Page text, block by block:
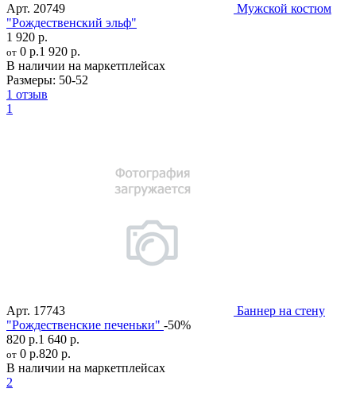
Арт. 20749
Мужской костюм
"Рождественский эльф"
1 920 р.
от 0 р.1 920 р.
В наличии на маркетплейсах
Размеры: 50-52
1 отзыв
1
Арт. 17743
Баннер на стену
"Рождественские печеньки" -50%
820 р.1 640 р.
от 0 р.820 р.
В наличии на маркетплейсах
2